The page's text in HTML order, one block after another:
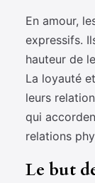
En amour,
expressifs.
hauteur de
La loyauté
leurs
qui
relations
Le but